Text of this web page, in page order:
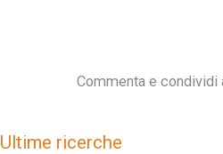
Commenta e
Ultime ricerche